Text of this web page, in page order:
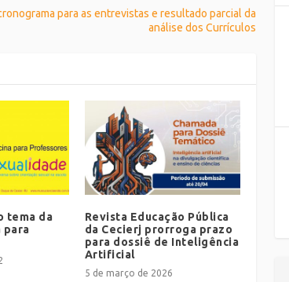
para as entrevistas e resultado parcial da
análise dos Currículos
tema da
para
Revista Educação Pública
da Cecierj prorroga prazo
para dossiê de Inteligência
Artificial
5 de março de 2026